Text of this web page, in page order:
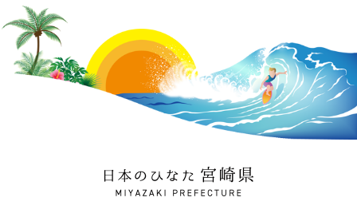
日本のひなた 宮崎県
MIYAZAKI PREFECTURE